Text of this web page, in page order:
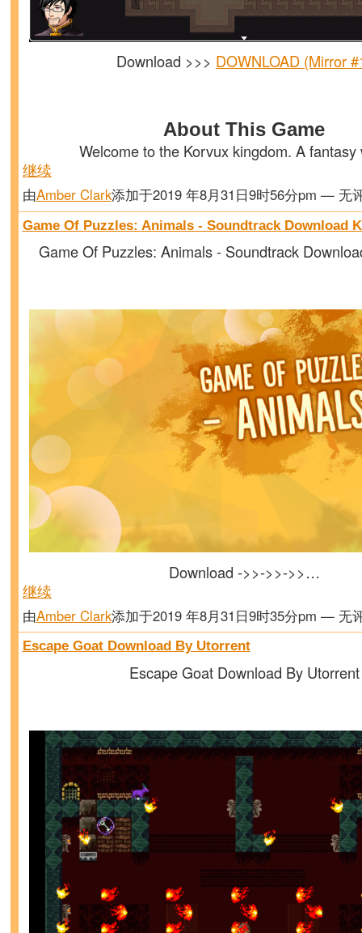
Download >>> DOWNLOAD (Mirror
About This Game
Welcome to the Korvux kingdom. A
继续
由Amber Clark添加于2019 年8月31日9时56分pm — 无
Game Of Puzzles: Animals - Soundtrack Download
Game Of Puzzles: Animals - Soundtrack
Download ->>->>->>…
继续
由Amber Clark添加于2019 年8月31日9时35分pm — 无
Escape Goat Download By Utorrent
Escape Goat Download By Utorrent